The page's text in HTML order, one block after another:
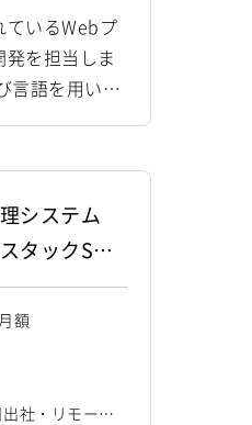
ているWebプ
を担当しま
言語を用い
画面設計・実
ォーマンス向
した実装な
事します。
システム
タックS
額
社・リモート